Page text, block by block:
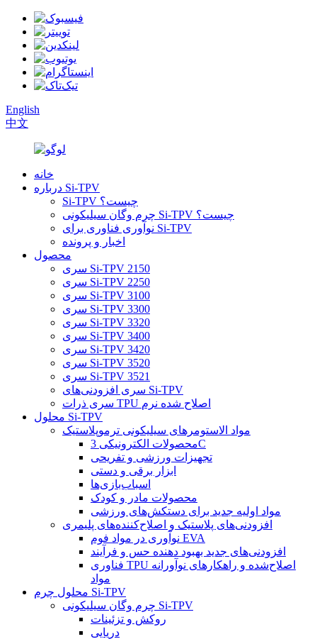
English
中文
خانه
درباره Si-TPV
Si-TPV چیست؟
چرم وگان سیلیکونی Si-TPV چیست؟
نوآوری فناوری برای Si-TPV
اخبار و پرونده
محصول
سری Si-TPV 2150
سری Si-TPV 2250
سری Si-TPV 3100
سری Si-TPV 3300
سری Si-TPV 3320
سری Si-TPV 3400
سری Si-TPV 3420
سری Si-TPV 3520
سری Si-TPV 3521
سری افزودنی‌های Si-TPV
سری ذرات TPU اصلاح شده نرم
محلول Si-TPV
مواد الاستومرهای سیلیکونی ترموپلاستیک
محصولات الکترونیکی 3C
تجهیزات ورزشی و تفریحی
ابزار برقی و دستی
اسباب‌بازی‌ها
محصولات مادر و کودک
مواد اولیه جدید برای دستکش‌های ورزشی
افزودنی‌های پلاستیک و اصلاح‌کننده‌های پلیمری
نوآوری در مواد فوم EVA
افزودنی‌های جدید بهبود دهنده حس و فرآیند
فناوری TPU اصلاح‌شده و راهکارهای نوآورانه
مواد
محلول چرم Si-TPV
چرم وگان سیلیکونی Si-TPV
روکش و تزئینات
دریایی